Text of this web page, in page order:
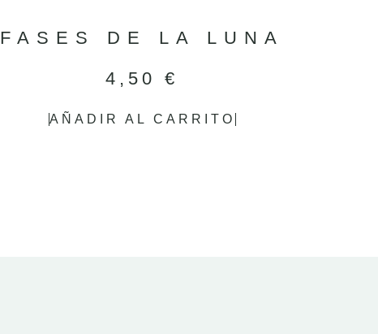
FASES DE LA LUNA
4,50€
AÑADIR AL CARRITO